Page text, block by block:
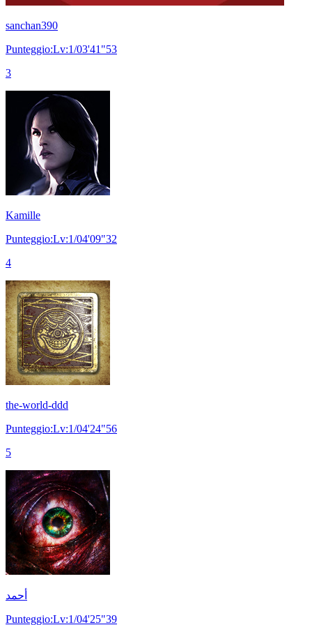
sanchan390
Punteggio:Lv:1/03'41"53
3
Kamille
Punteggio:Lv:1/04'09"32
4
the-world-ddd
Punteggio:Lv:1/04'24"56
5
أحمد
Punteggio:Lv:1/04'25"39